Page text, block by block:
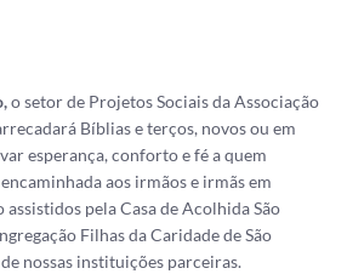
o setor de Projetos Sociais da Associação
Bíblias e terços, novos ou em
esperança, conforto e fé a quem
aos irmãos e irmãs em
assistidos pela Casa de Acolhida São
Filhas da Caridade de São
nossas instituições parceiras.